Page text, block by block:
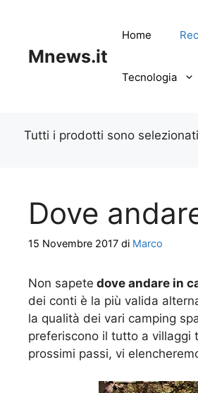
Mnews.it
Home
Tecnologia
Tutti i prodotti sono
Dove
15 Novembre 2017 di Marco
Non sapete dove andare in
dei conti è la più valida
la qualità dei vari camping
preferiscono il tutto a villaggi
prossimi passi, vi